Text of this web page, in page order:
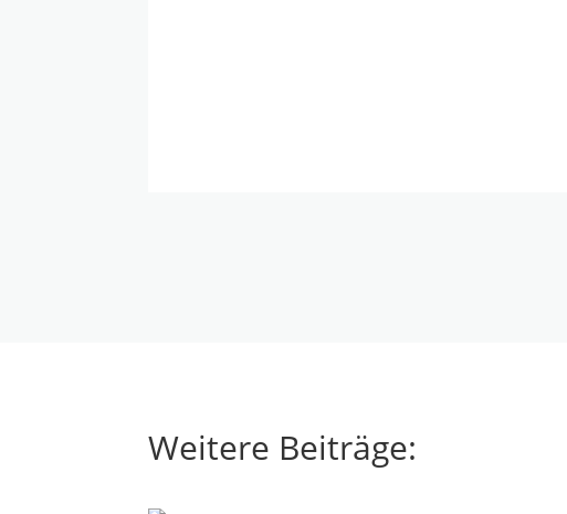
Weitere Beiträge: